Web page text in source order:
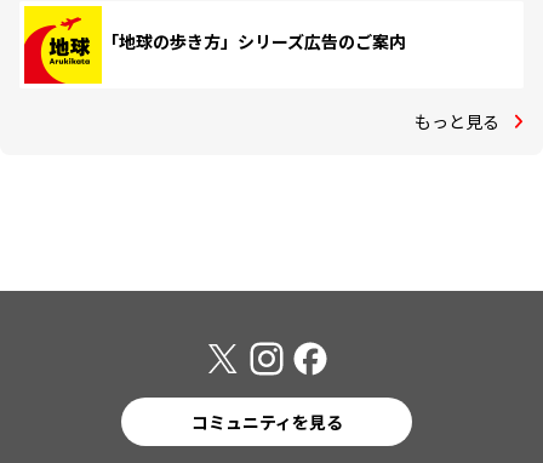
「地球の歩き方」シリーズ広告のご案内
もっと見る
コミュニティを見る